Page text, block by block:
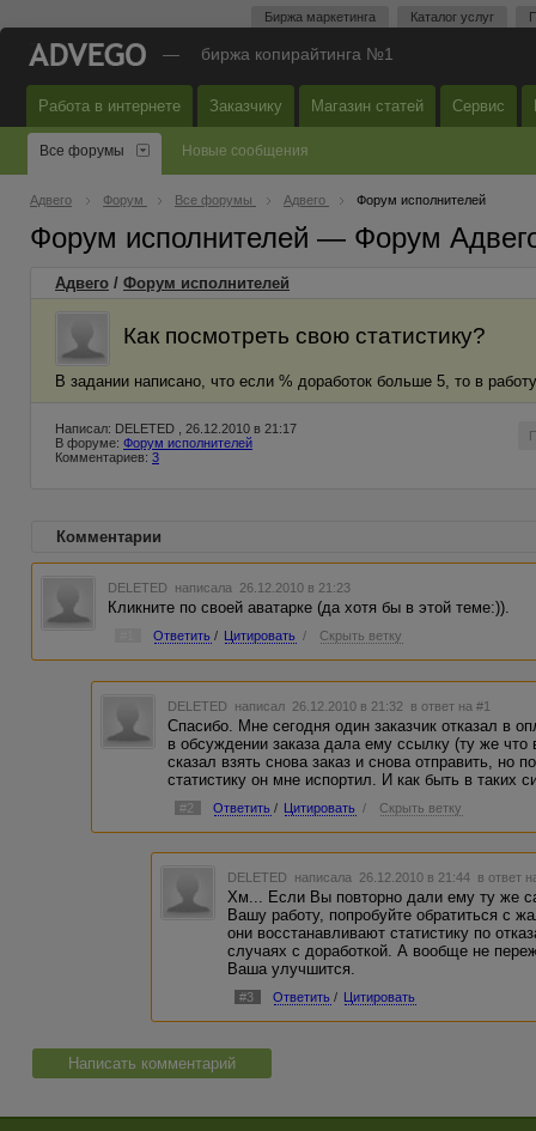
Биржа маркетинга Каталог услуг
— биржа копирайтинга №1
Работа в интернете Заказчику Магазин статей Сервис
Все форумы Новые сообщения
Адвего Форум Все форумы Адвего Форум исполнителей
Форум исполнителей — Форум
Адвего / Форум исполнителей
Как посмотреть свою статистику?
В задании написано, что если % доработок больше 5, то в
Написал: DELETED , 26.12.2010 в 21:17
В форуме: Форум исполнителей
Комментариев: 3
Комментарии
DELETED написала 26.12.2010 в 21:23
Кликните по своей аватарке (да хотя бы в этой теме:)).
Ответить / Цитировать / Скрыть ветку
DELETED написал 26.12.2010 в 21:32 в ответ на #1
Спасибо. Мне сегодня один заказчик отказал в
в обсуждении заказа дала ему ссылку (ту же что
сказал взять снова заказ и снова отправить, но
статистику он мне испортил. И как быть в таких
#2 Ответить / Цитировать / Скрыть ветку
DELETED написала 26.12.2010 в 21:44 в ответ
Хм... Если Вы повторно дали ему ту же
Вашу работу, попробуйте обратиться с
они восстанавливают статистику по
случаях с доработкой. А вообще не
Ваша улучшится.
#3 Ответить / Цитировать
Написать комментарий